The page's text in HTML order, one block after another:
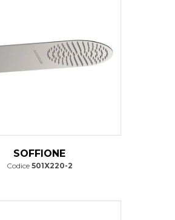
SOFFIONE
Codice 501X220-2